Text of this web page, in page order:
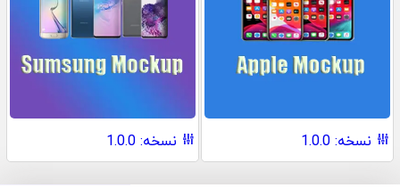
نسخه: 1.0.0 نسخه: 1.0.0